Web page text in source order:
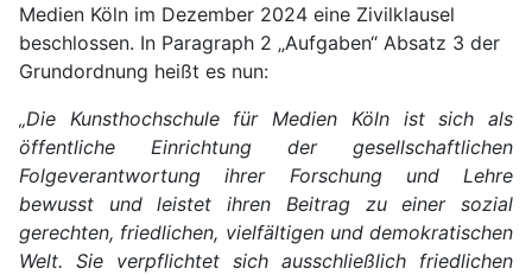
Medien Köln im Dezember 2024 eine Zivilklausel
beschlossen. In Paragraph 2 „Aufgaben“ Absatz 3 der
Grundordnung heißt es nun:
„Die Kunsthochschule für Medien Köln ist sich als
öffentliche Einrichtung der gesellschaftlichen
Folgeverantwortung ihrer Forschung und Lehre
bewusst und leistet ihren Beitrag zu einer sozial
gerechten, friedlichen, vielfältigen und demokratischen
Welt. Sie verpflichtet sich ausschließlich friedlichen